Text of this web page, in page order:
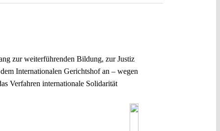
zur weiterführenden Bildung, zur Justiz
Internationalen Gerichtshof an – wegen
Verfahren internationale Solidarität